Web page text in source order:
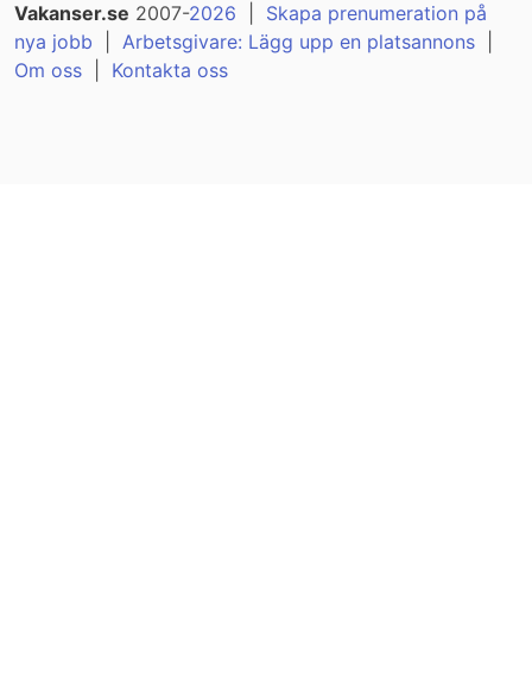
Vakanser.se 2007-2026
Skapa prenumeration på
nya jobb
Arbetsgivare: Lägg upp en platsannons
Om oss
Kontakta oss